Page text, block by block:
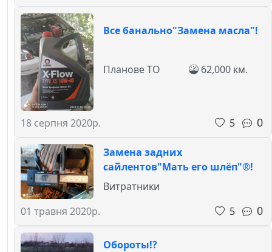
Все банально"Замена масла"!
18 серпня 2020р.
Планове ТО 62,000 км.
5 0
Замена задних
сайлентов"Мать его шлёп"®!
01 травня 2020р.
Витратники
5
0
Обороты!?